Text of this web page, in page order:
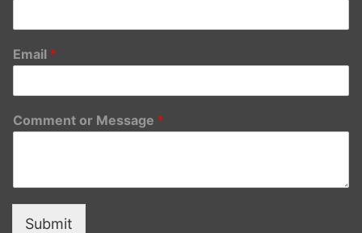
Email *
Comment or Message *
Submit